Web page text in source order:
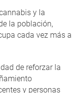
y la
la población,
cada vez más a
de reforzar la
y personas